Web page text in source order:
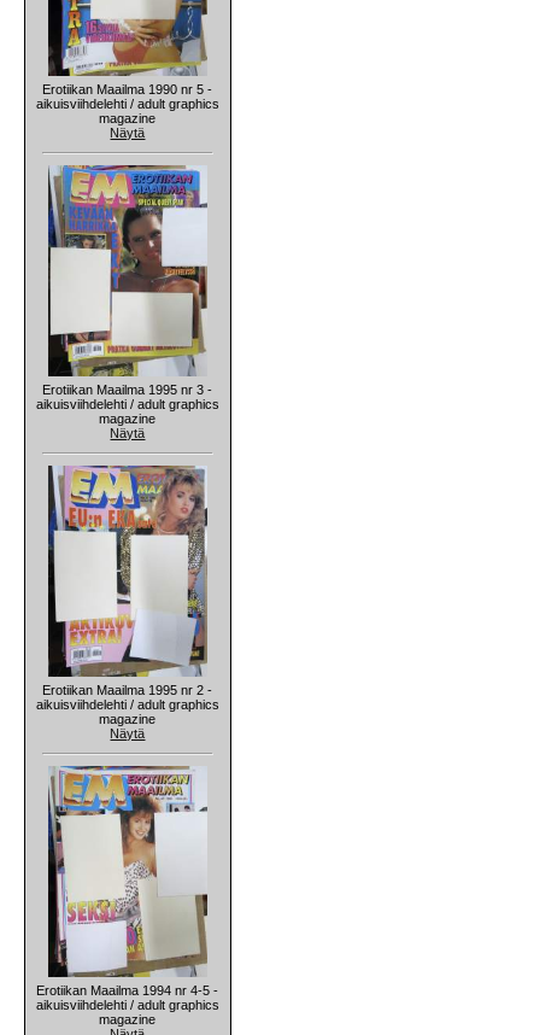
Erotiikan Maailma 1990 nr 5 -
aikuisviihdelehti / adult graphics
magazine
Näytä
Erotiikan Maailma 1995 nr 3 -
aikuisviihdelehti / adult graphics
magazine
Näytä
Erotiikan Maailma 1995 nr 2 -
aikuisviihdelehti / adult graphics
magazine
Näytä
Erotiikan Maailma 1994 nr 4-5 -
aikuisviihdelehti / adult graphics
magazine